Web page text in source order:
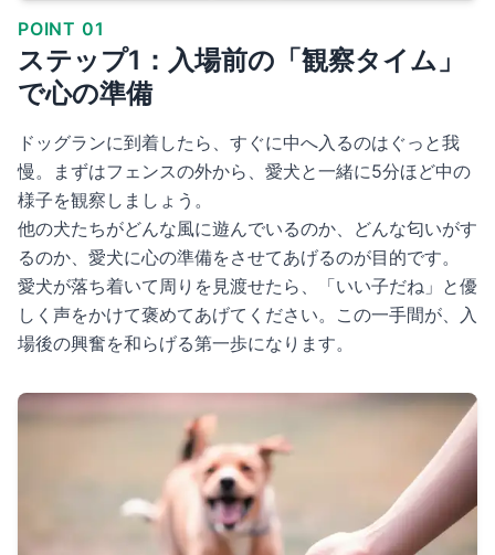
POINT 01
ステップ1：入場前の「観察タイム」
で心の準備
ドッグランに到着したら、すぐに中へ入るのはぐっと我
慢。まずはフェンスの外から、愛犬と一緒に5分ほど中の
様子を観察しましょう。
他の犬たちがどんな風に遊んでいるのか、どんな匂いがす
るのか、愛犬に心の準備をさせてあげるのが目的です。
愛犬が落ち着いて周りを見渡せたら、「いい子だね」と優
しく声をかけて褒めてあげてください。この一手間が、入
場後の興奮を和らげる第一歩になります。